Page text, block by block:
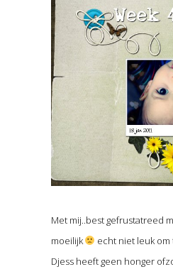
Met mij..best gefrustatreed
moeilijk
echt niet leuk om
Djess heeft geen honger